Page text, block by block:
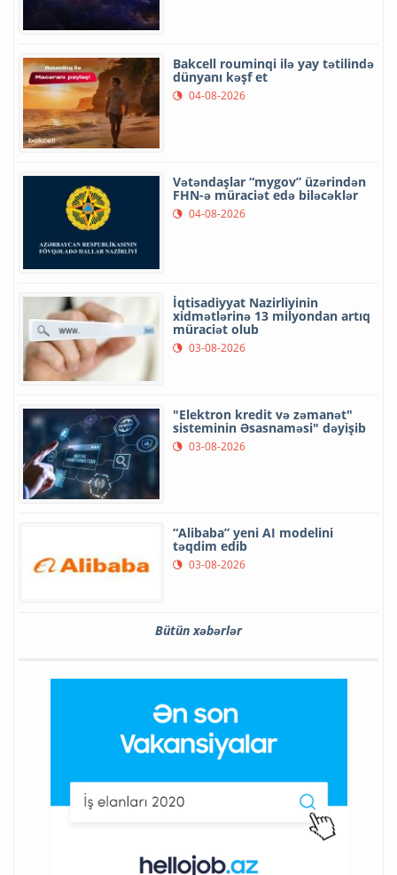
Bakcell rouminqi ilə yay tətilində
dünyanı kəşf et
04-08-2026
Vətəndaşlar “mygov” üzərindən
FHN-ə müraciət edə biləcəklər
04-08-2026
İqtisadiyyat Nazirliyinin
xidmətlərinə 13 milyondan artıq
müraciət olub
03-08-2026
"Elektron kredit və zəmanət"
sisteminin Əsasnaməsi" dəyişib
03-08-2026
“Alibaba” yeni AI modelini
təqdim edib
03-08-2026
Bütün xəbərlər